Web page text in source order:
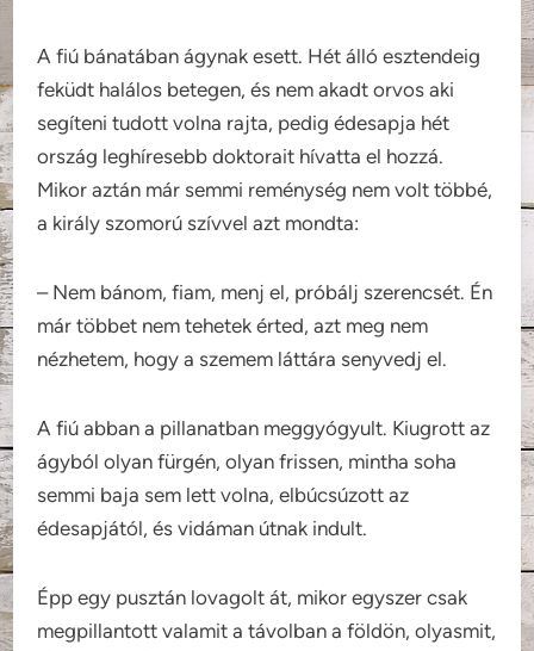
A fiú bánatában ágynak esett. Hét álló esztendeig
feküdt halálos betegen, és nem akadt orvos aki
segíteni tudott volna rajta, pedig édesapja hét
ország leghíresebb doktorait hívatta el hozzá.
Mikor aztán már semmi reménység nem volt többé,
a király szomorú szívvel azt mondta:
– Nem bánom, fiam, menj el, próbálj szerencsét. Én
már többet nem tehetek érted, azt meg nem
nézhetem, hogy a szemem láttára senyvedj el.
A fiú abban a pillanatban meggyógyult. Kiugrott az
ágyból olyan fürgén, olyan frissen, mintha soha
semmi baja sem lett volna, elbúcsúzott az
édesapjától, és vidáman útnak indult.
Épp egy pusztán lovagolt át, mikor egyszer csak
megpillantott valamit a távolban a földön, olyasmit,